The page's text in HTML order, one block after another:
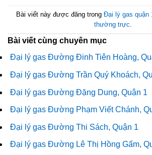
Bài viết này được đăng trong Đại lý gas quận
thường trực
Bài viết cùng chuyên mục
Đại lý gas Đường Đinh Tiên Hoàng,
Đại lý gas Đường Trần Quý Khoách,
Đại lý gas Đường Đặng Dung, Quận 1
Đại lý gas Đường Phạm Viết Chánh,
Đại lý gas Đường Thi Sách, Quận 1
Đại lý gas Đường Lê Thị Hồng Gấm,